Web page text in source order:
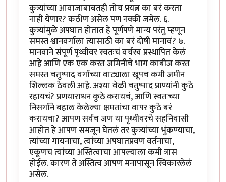
कुत्र्यांच्या आवाजाबाबतही तोच प्रयत्न का बरं करता
नाही येणार? कठीण असेल पण नक्की जमेल. ६.
कुत्र्यांमुळे अपघात होतात हे पूर्णपणे मान्य परंतु म्हणून
समस्त श्वानवर्गाला त्यासाठी का बरं दोषी मानावं? ७.
मानवाने संपूर्ण पृथ्वीवर स्वतःचं वर्चस्व प्रस्थापित केलं
आहे आणि एक एक करत जमिनीचे भाग काबीज करत
समस्त चतुष्पाद वर्गाच्या वाट्याला खूपच कमी जमीन
शिल्लक ठेवली आहे. अश्या वेळी चतुष्पाद प्राण्यांनी कुठे
रहायचं? प्रणयाराधन कुठे करायचं, आणि स्वतःच्या
निसर्गाने बहाल केलेल्या क्षमतांचा वापर कुठे बरं
करायचा? आपण सर्वच जण या पृथ्वीवरचे सहनिवासी
आहोत हे आपण समजून घेतलं तर कुत्र्यांच्या भुंकण्याचा,
त्यांच्या गायनाचा, त्यांच्या अपघातप्रवण वर्तनाचा,
एकूणच त्यांच्या अस्तित्वाचा आपल्याला कमी त्रास
होईल. कारण ते अस्तित्व आपण मनापासून स्विकारलेलं
असेल.